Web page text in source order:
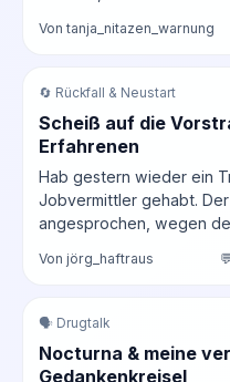
Von tanja_nitazen_warnung
🔄 Rückfall & Neustart
Scheiß auf die
Erfahrenen
Hab gestern wieder ein
Jobvermittler gehabt.
angesprochen, wegen
Von jörg_haftraus
🗣️ Drugtalk
Nocturna & meine
Gedankenkreisel